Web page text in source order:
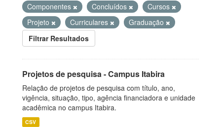
Componentes
Concluídos
Cursos
Projeto
Curriculares
Graduação
Filtrar Resultados
Projetos de pesquisa - Campus Itabira
Relação de projetos de pesquisa com título, ano,
vigência, situação, tipo, agência financiadora e unidade
acadêmica no campus Itabira.
CSV